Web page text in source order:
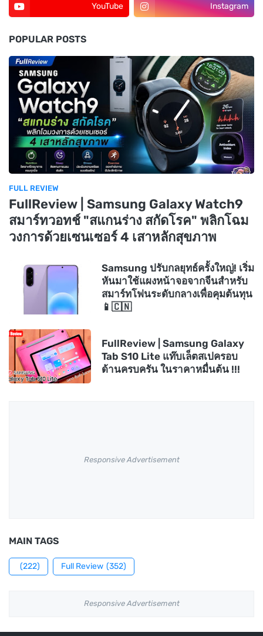
YouTube Instagram
POPULAR POSTS
FULL REVIEW
FullReview | Samsung Galaxy Watch9
สมาร์ทวอทช์ "สแกนร่าง สกัดโรค" พลิกโฉม
วงการด้วยเซนเซอร์ 4 เสาหลักสุขภาพ
Samsung ปรับกลยุทธ์ครั้งใหญ่! เริ่ม
หันมาใช้แผงหน้าจอจากจีนสำหรับ
สมาร์ทโฟนระดับกลางเพื่อคุมต้นทุน
📱🇨🇳
FullReview | Samsung Galaxy
Tab S10 Lite แท๊บเล็ตสเปครอบ
ด้านครบครัน ในราคาหมื่นต้น !!!
Responsive Advertisement
MAIN TAGS
(222) Full Review (352)
Responsive Advertisement